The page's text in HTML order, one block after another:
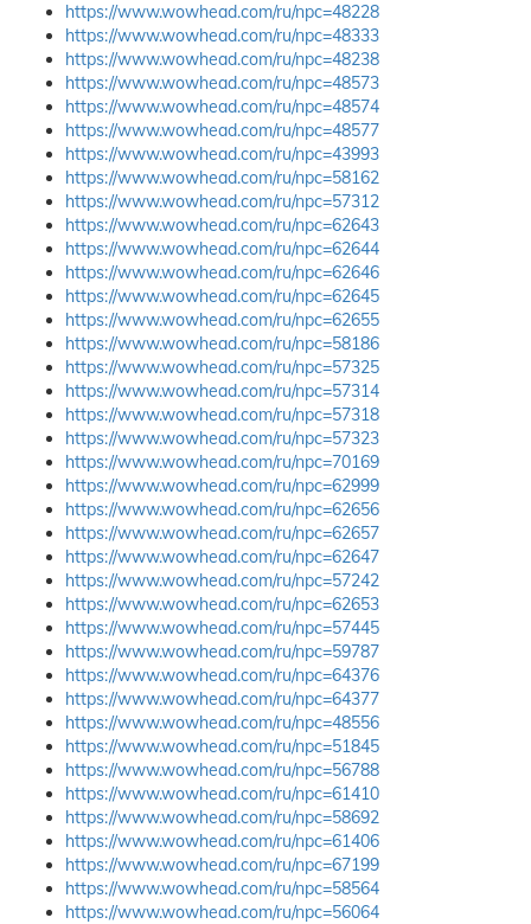
https://www.wowhead.com/ru/npc=48228
https://www.wowhead.com/ru/npc=48333
https://www.wowhead.com/ru/npc=48238
https://www.wowhead.com/ru/npc=48573
https://www.wowhead.com/ru/npc=48574
https://www.wowhead.com/ru/npc=48577
https://www.wowhead.com/ru/npc=43993
https://www.wowhead.com/ru/npc=58162
https://www.wowhead.com/ru/npc=57312
https://www.wowhead.com/ru/npc=62643
https://www.wowhead.com/ru/npc=62644
https://www.wowhead.com/ru/npc=62646
https://www.wowhead.com/ru/npc=62645
https://www.wowhead.com/ru/npc=62655
https://www.wowhead.com/ru/npc=58186
https://www.wowhead.com/ru/npc=57325
https://www.wowhead.com/ru/npc=57314
https://www.wowhead.com/ru/npc=57318
https://www.wowhead.com/ru/npc=57323
https://www.wowhead.com/ru/npc=70169
https://www.wowhead.com/ru/npc=62999
https://www.wowhead.com/ru/npc=62656
https://www.wowhead.com/ru/npc=62657
https://www.wowhead.com/ru/npc=62647
https://www.wowhead.com/ru/npc=57242
https://www.wowhead.com/ru/npc=62653
https://www.wowhead.com/ru/npc=57445
https://www.wowhead.com/ru/npc=59787
https://www.wowhead.com/ru/npc=64376
https://www.wowhead.com/ru/npc=64377
https://www.wowhead.com/ru/npc=48556
https://www.wowhead.com/ru/npc=51845
https://www.wowhead.com/ru/npc=56788
https://www.wowhead.com/ru/npc=61410
https://www.wowhead.com/ru/npc=58692
https://www.wowhead.com/ru/npc=61406
https://www.wowhead.com/ru/npc=67199
https://www.wowhead.com/ru/npc=58564
https://www.wowhead.com/ru/npc=56064